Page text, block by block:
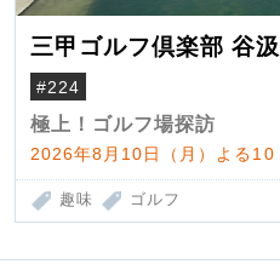
三甲ゴルフ倶楽部 谷
#224
極上！ゴルフ場探訪
2026年8月10日（月）よる
趣味 ゴルフ